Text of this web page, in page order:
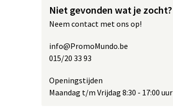
Niet gevonden wat je zocht?
Neem contact met ons op!
info@PromoMundo.be
015/20 33 93
Openingstijden
Maandag t/m Vrijdag 8:30 - 17:00 uur